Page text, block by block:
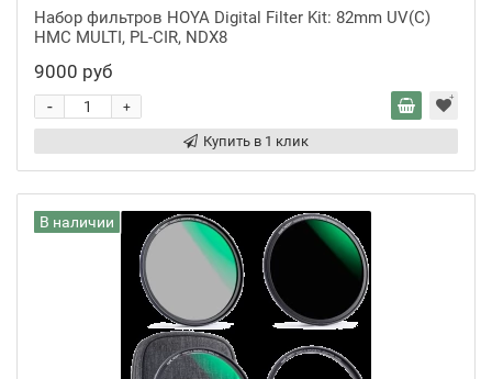
Набор фильтров HOYA Digital Filter Kit: 82mm UV(C)
HMC MULTI, PL-CIR, NDX8
9000 руб
+
-
Купить в 1 клик
В наличии